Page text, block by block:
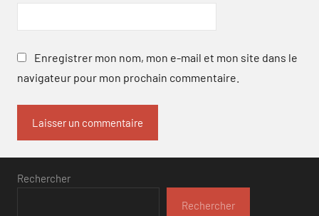
Enregistrer mon nom, mon e-mail et mon site dans le
navigateur pour mon prochain commentaire.
Rechercher
Rechercher